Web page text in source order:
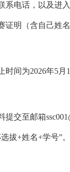
系电话，以及进入
证明（含自己姓
时间为2026年5月
提交至邮箱
拔+姓名+学号”。